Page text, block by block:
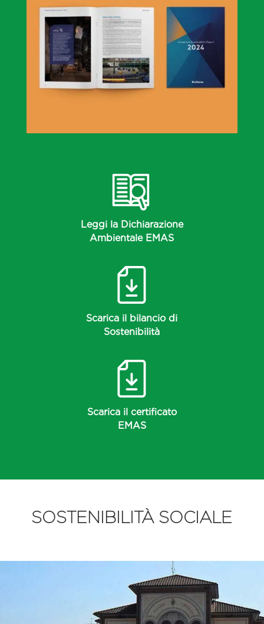
Leggi la Dichiarazione
Ambientale EMAS
Scarica il bilancio di
Sostenibilità
Scarica il certificato
EMAS
SOSTENIBILITÀ SOCIALE